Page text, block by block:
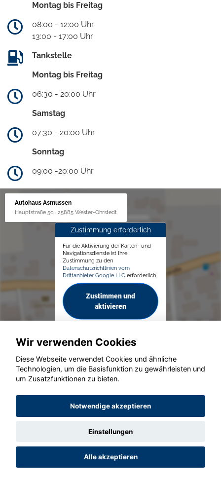
Montag bis Freitag
08:00 - 12:00 Uhr
13:00 - 17:00 Uhr
Tankstelle
Montag bis Freitag
06:30 - 20:00 Uhr
Samstag
07:30 - 20:00 Uhr
Sonntag
09:00 -20:00 Uhr
Autohaus Asmussen
Hauptstraße 50 , 25885 Wester-Ohrstedt
Zustimmung erforderlich
Für die Aktivierung der Karten- und
Navigationsdienste ist Ihre
Zustimmung zu den
Datenschutzrichtlinien vom
Drittanbieter Google LLC erforderlich.
Zustimmen und
aktivieren
© konjunkturmotor.de GmbH 2020 - 2026
Wir verwenden Cookies
Diese Webseite verwendet Cookies und ähnliche
Technologien, um die Basisfunktion zu gewährleisten und
um Zusatzfunktionen zu bieten.
Notwendige akzeptieren
Einstellungen
Alle akzeptieren